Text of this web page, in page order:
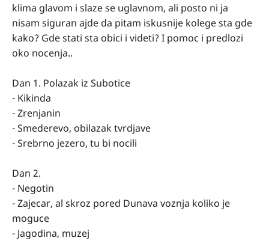
klima glavom i slaze se uglavnom, ali posto ni ja
nisam siguran ajde da pitam iskusnije kolege sta gde
kako? Gde stati sta obici i videti? I pomoc i predlozi
oko nocenja..
Dan 1. Polazak iz Subotice
- Kikinda
- Zrenjanin
- Smederevo, obilazak tvrdjave
- Srebrno jezero, tu bi nocili
Dan 2.
- Negotin
- Zajecar, al skroz pored Dunava voznja koliko je
moguce
- Jagodina, muzej